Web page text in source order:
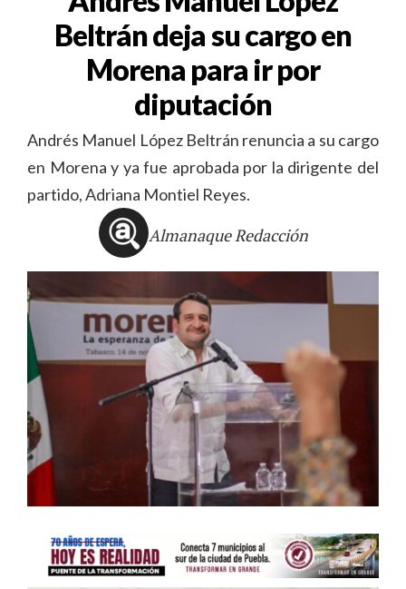
Beltrán deja su cargo en
Morena para ir por
diputación
Andrés Manuel López Beltrán renuncia a su cargo
en Morena y ya fue aprobada por la dirigente del
partido, Adriana Montiel Reyes.
Almanaque Redacción